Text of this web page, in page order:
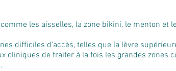
les aisselles, la zone bikini, le menton et
difficiles d’accès, telles que la lèvre
cliniques de traiter à la fois les grandes zones